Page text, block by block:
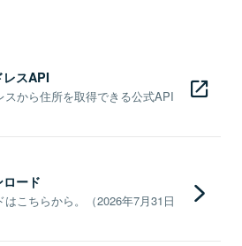
レスAPI
から住所を取得できる公式API
ード
こちらから。（2026年7月31日